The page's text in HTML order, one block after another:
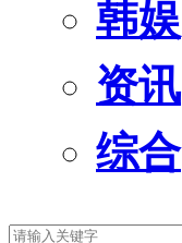
韩娱
资讯
综合